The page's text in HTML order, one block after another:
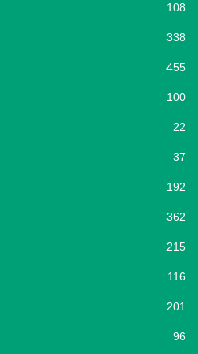
108
338
455
100
22
37
192
362
215
116
201
96